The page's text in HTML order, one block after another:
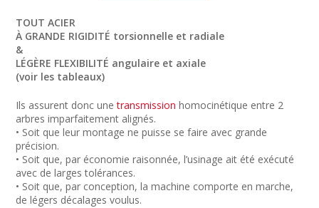
TOUT ACIER
À GRANDE RIGIDITÉ torsionnelle et radiale
&
LÉGÈRE FLEXIBILITÉ angulaire et axiale
(voir les tableaux)
Ils assurent donc unetransmission homocinétique entre 2
arbres imparfaitement alignés.
• Soit que leur montage ne puisse se faire avec grande
précision.
• Soit que, par économie raisonnée, l’usinage ait été exécuté
avec de larges tolérances.
• Soit que, par conception, la machine comporte en marche,
de légers décalages voulus.